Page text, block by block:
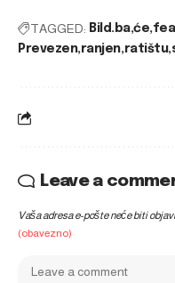
TAGGED: Bild.ba će
Prevezen ranjen ratištu
Leave a
Vaša adresa e-pošte neće biti
(obavezno)